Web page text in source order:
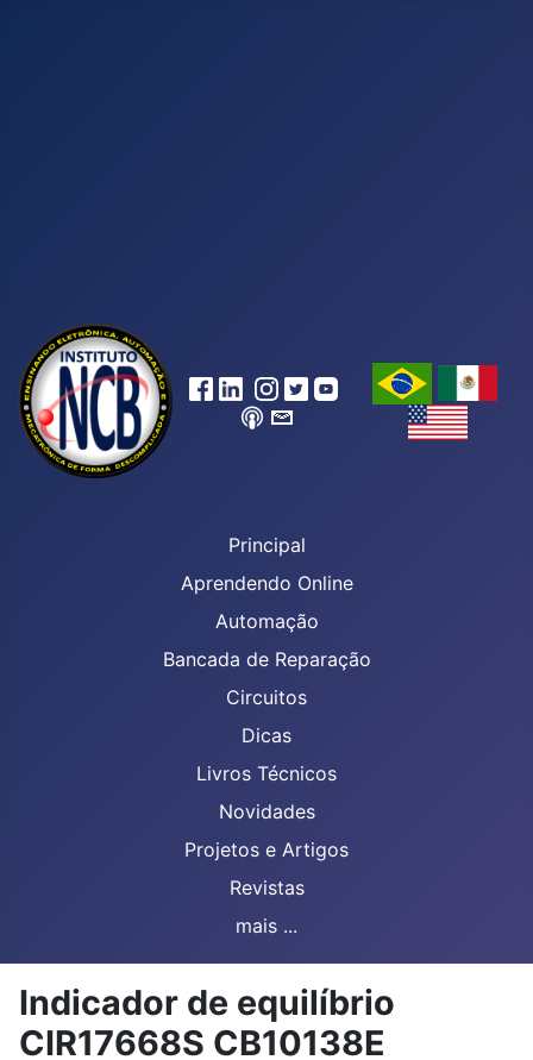
Principal
Aprendendo Online
Automação
Bancada de Reparação
Circuitos
Dicas
Livros Técnicos
Novidades
Projetos e Artigos
Revistas
mais ...
Indicador de equilíbrio
CIR17668S CB10138E